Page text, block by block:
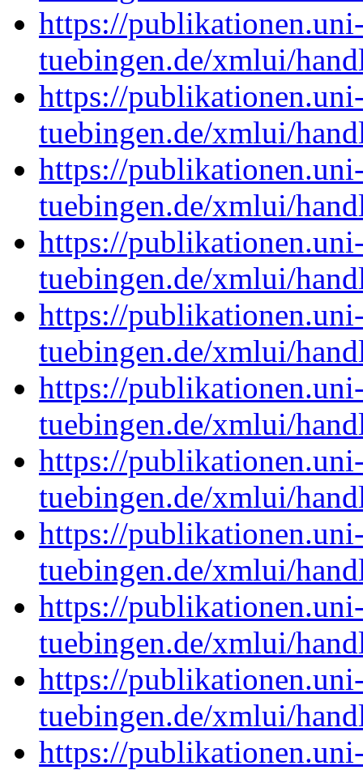
https://
tuebingen.de/xmlui/
https://
tuebingen.de/xmlui/
https://
tuebingen.de/xmlui/
https://
tuebingen.de/xmlui/
https://
tuebingen.de/xmlui/
https://
tuebingen.de/xmlui/
https://
tuebingen.de/xmlui/
https://
tuebingen.de/xmlui/
https://
tuebingen.de/xmlui/
https://
tuebingen.de/xmlui/
https://